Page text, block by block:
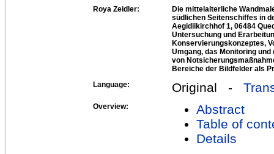
Roya Zeidler:
Die mittelalterliche
südlichen Seitenschiffes in
Aegidiikirchhof 1, 06484
Untersuchung und
Konservierungskonzeptes,
Umgang, das Monitoring
von
Bereiche der Bildfelder als
Language:
Original -
Overview:
Abstract
Table of
Details